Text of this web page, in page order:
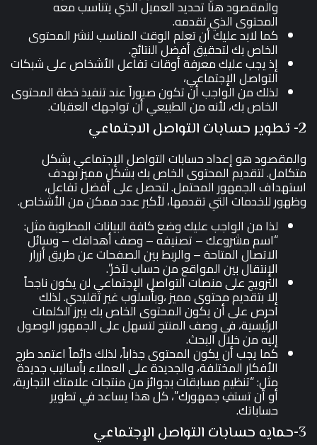
والمقصود هنا تحديد العميل الذي يتناسب معه
المحتوى الذي تقدمه.
كما لابد عليك أن تعلم الوقت المناسب لنشر المحتوى
الخاص بك لتحقيق أفضل النتائج.
إذ يجب عليك معرفة أوقات تفاعل الأشخاص على شبكات
التواصل الإجتماعي،
لذلك من الواجب أن تكون صبوراً عند تنفيذ خطة المحتوى
الخاص بك، لأنه من الطبيعي أن تواجهك العقبات.
2- تطوير حسابات التواصل الاجتماعي
والمقصود هو إعداد حسابات التواصل الإجتماعي بشكل
متكامل. لتقديم المحتوى الخاص بك بشكل مميز بهدف
استهداف الجمهور المحتمل. لتحصل على أفضل تفاعل،
وظهور للخدمات التي تقدمها، لأكبر عدد ممكن من الأشخاص.
لذا من الواجب عليك وضع كافة البيانات المطلوبة مثل:
“اسم مشروعك – تصنيفه – وصف أهدافك – وسائل
الاتصال المتاحة – والربط بين الصفحات عن طريق أزرار
الإنتقال بين المواقع من حساب لآخر”.
الترويج على منصات التواصل الإجتماعي لن يكون ناجحاً
إلا بتقديم محتوى مميز ،وبأسلوب غير تقليدي. لذلك
احرص على أن يكون المحتوى الخاص بك يبرز الكلمات
الرئيسية، في وصف المنتج لتسهل على الجمهور الوصول
إليه من خلال البحث.
كما يجب أن يكون المحتوى جذاباً، لذلك دائماً اعتمد طرح
الأفكار المختلفة، والجديدة على العملاء بأساليب جديدة
مثل: “تنظيم مسابقات بجوائز من منتجات علامتك التجارية،
أو أن تستفِ جمهورك”، كل هذا يساعد في تطوير
حساباتك.
3-حمايه حسابات التواصل الإجتماعي